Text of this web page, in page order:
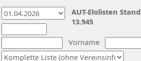
Vorname
AUT-Elolisten
13.945